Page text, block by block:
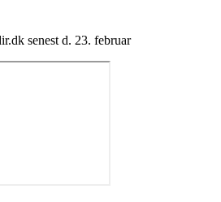
senest d. 23. februar